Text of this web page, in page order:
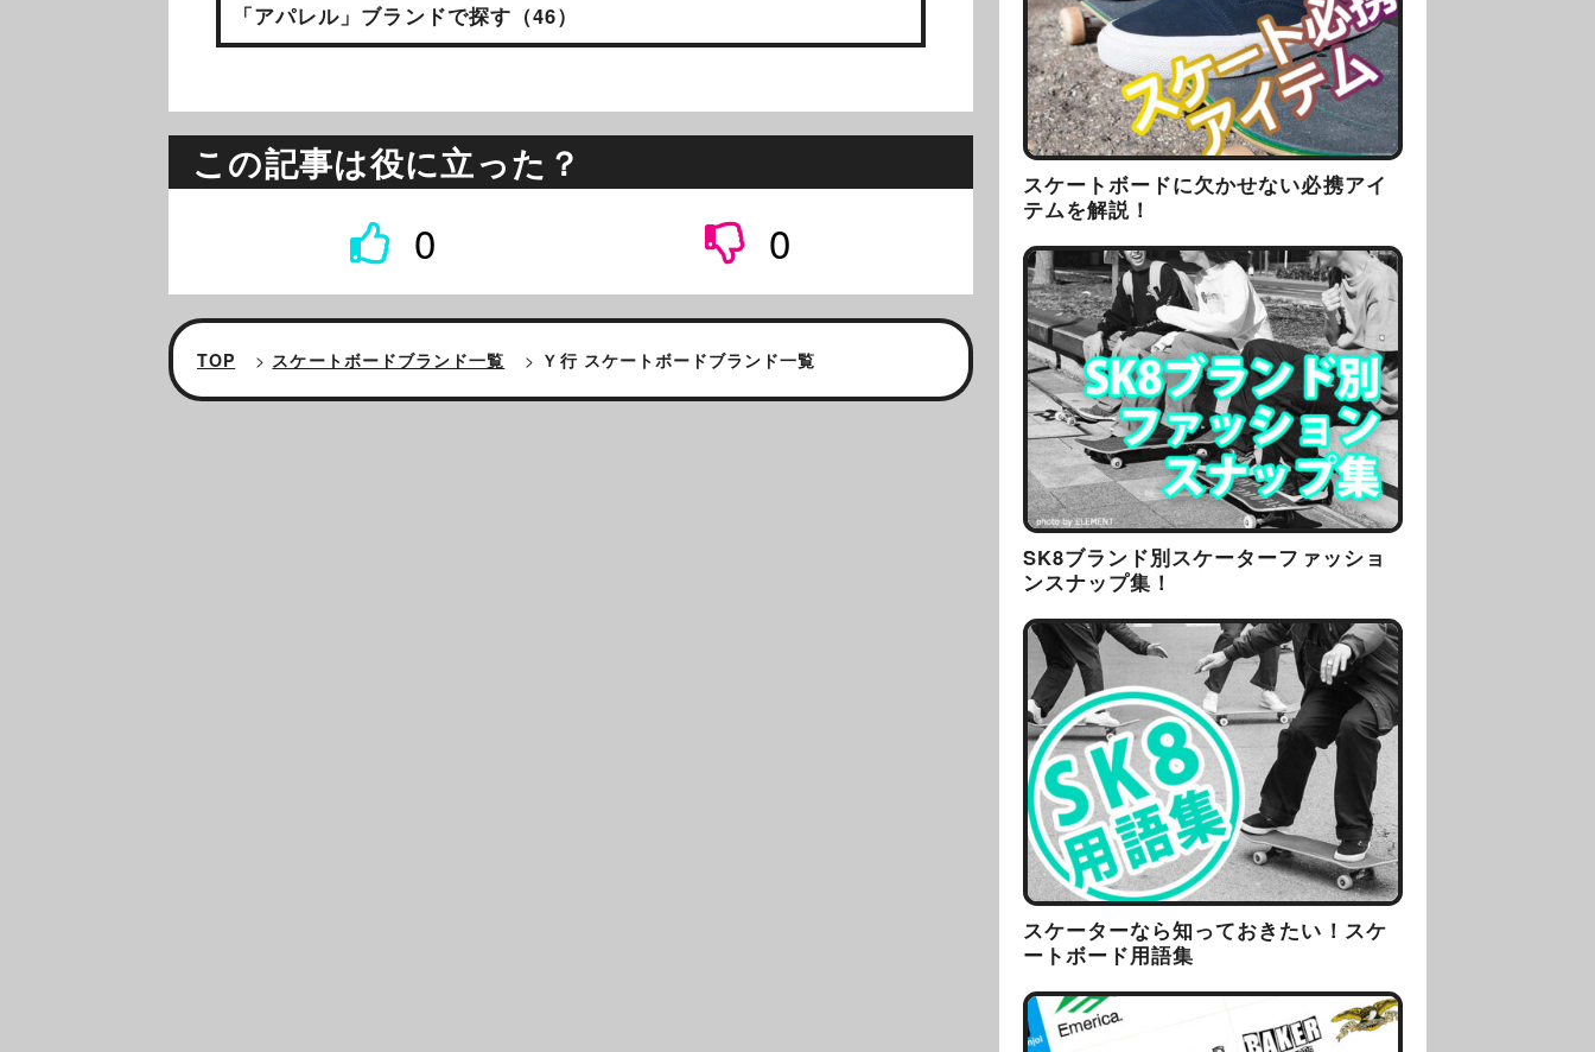
「アパレル」ブランドで探す（46）
この記事は役に立った？
0 0
TOP > スケートボードブランド一覧 > Ｙ行 スケートボードブランド一覧
スケートボードに欠かせない必携アイ
テムを解説！
SK8ブランド別スケーターファッショ
ンスナップ集！
スケーターなら知っておきたい！スケ
ートボード用語集